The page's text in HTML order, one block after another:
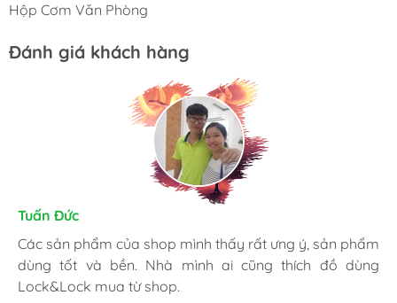
Hộp Cơm Văn Phòng
Đánh giá khách hàng
Kim Chung
Mình thấy hài lòng với các sản phẩm đã mua ở
GiadungOnline.vn . Các sản phẩm của shop đều chính
hãng, giá cũng được triết khấu tốt. Nhân viên nhiệt tình,
Tuấn Đức
Các sản phẩm của shop mình thấy rất ưng ý, sản phẩm
dùng tốt và bền. Nhà mình ai cũng thích đồ dùng
Lock&Lock mua từ shop.
Trần Huệ
Mình hay vào website và order mặt hàng mình cần.
Shop nhiệt tình, giao nhanh, giá tốt và đặc biệt sản
phẩm chính hãng làm mình yên tâm nhất.